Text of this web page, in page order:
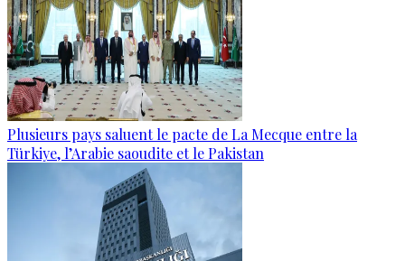
Plusieurs pays saluent le pacte de La Mecque entre la
Türkiye, l’Arabie saoudite et le Pakistan